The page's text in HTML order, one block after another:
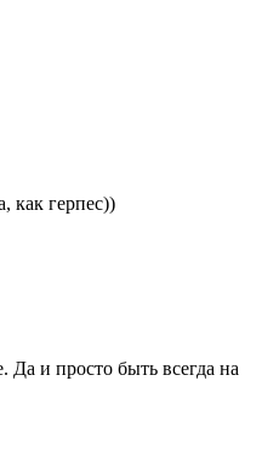
как герпес))
Да и просто быть всегда на